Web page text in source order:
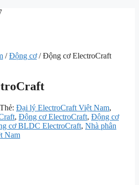
/Động cơ/ Động cơ ElectroCraft
Thẻ: Đại lý ElectroCraft Việt Nam,
, Động cơ ElectroCraft, Động cơ
cơ BLDC ElectroCraft, Nhà phân
Nam